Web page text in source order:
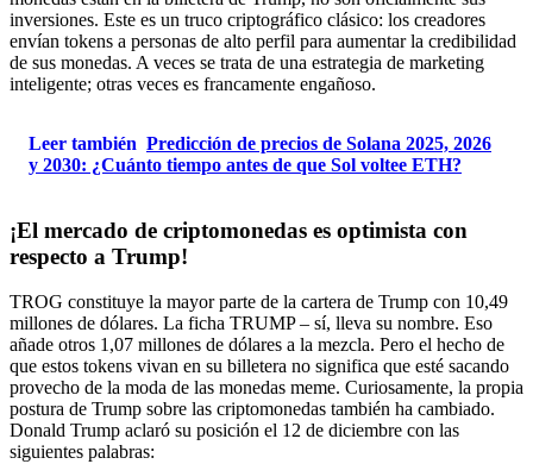
inversiones. Este es un truco criptográfico clásico: los creadores
envían tokens a personas de alto perfil para aumentar la credibilidad
de sus monedas. A veces se trata de una estrategia de marketing
inteligente; otras veces es francamente engañoso.
Leer también Predicción de precios de Solana 2025, 2026
y 2030: ¿Cuánto tiempo antes de que Sol voltee ETH?
¡El mercado de criptomonedas es optimista con
respecto a Trump!
TROG constituye la mayor parte de la cartera de Trump con 10,49
millones de dólares. La ficha TRUMP – sí, lleva su nombre. Eso
añade otros 1,07 millones de dólares a la mezcla. Pero el hecho de
que estos tokens vivan en su billetera no significa que esté sacando
provecho de la moda de las monedas meme. Curiosamente, la propia
postura de Trump sobre las criptomonedas también ha cambiado.
Donald Trump aclaró su posición el 12 de diciembre con las
siguientes palabras: